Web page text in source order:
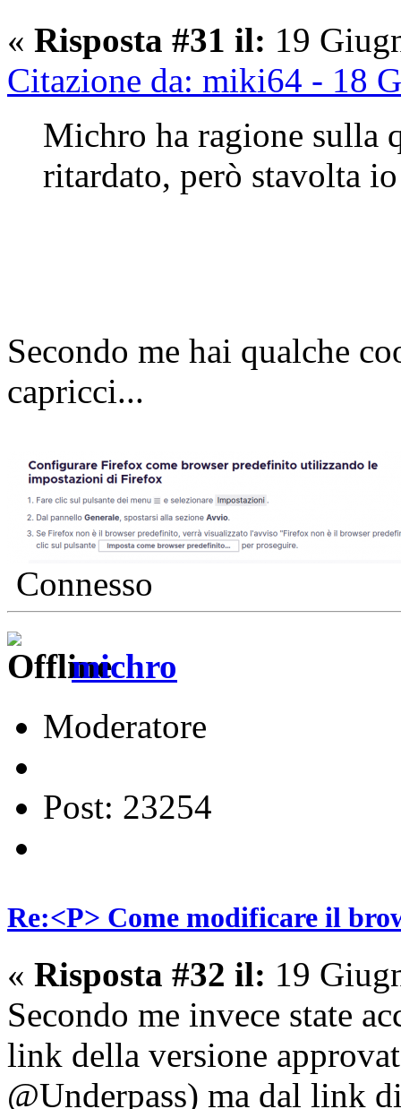
« Risposta #31 il: 19
Citazione da: miki64 - 18
Michro ha ragione sulla
ritardato, però stavolta
Secondo me hai qualche
capricci...
Connesso
michro
Moderatore
Post: 23254
Re:<P> Come modificare il
« Risposta #32 il: 19
Secondo me invece state
link della versione
@Underpass) ma dal link